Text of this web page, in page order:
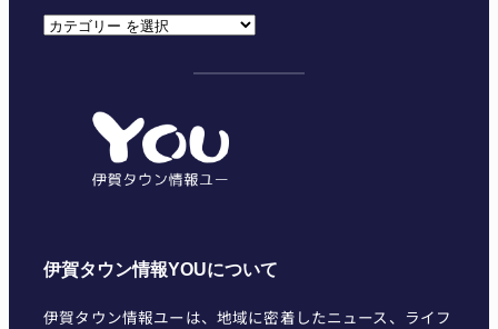
カ
伊賀タウン情報YOUについて
伊賀タウン情報ユーは、地域に密着したニュース、ライフ